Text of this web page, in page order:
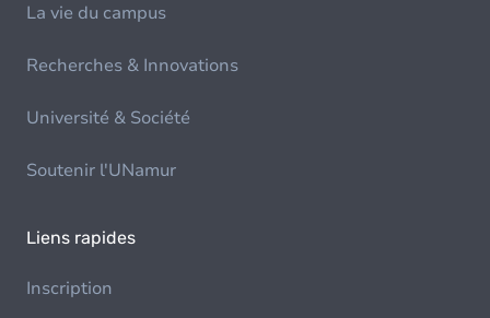
La vie du campus
Recherches & Innovations
Université & Société
Soutenir l'UNamur
Liens rapides
Inscription